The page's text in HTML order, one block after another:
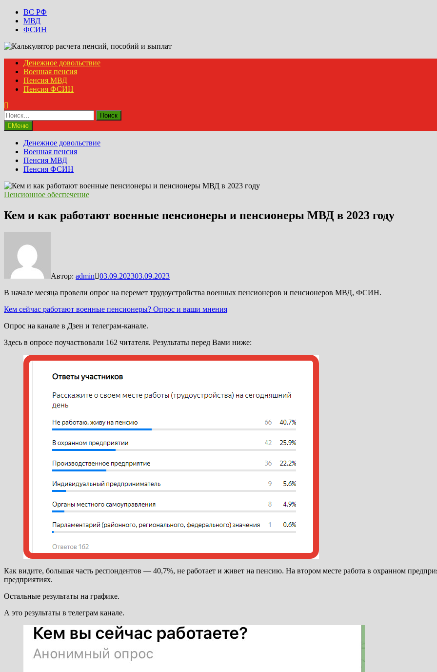
Перейти
содержимому
ВС РФ
МВД
ФСИН
Денежное довольствие
Военная пенсия
Пенсия МВД
Пенсия ФСИН
Найти:
Меню
Денежное довольствие
Военная пенсия
Пенсия МВД
Пенсия ФСИН
Пенсионное обеспечение
Кем и как работают военные пенсионеры и пенсионеры МВД в 2023 году
Автор: admin 03.09.202303.09.2023
В начале месяца провели опрос на перемет трудоустройства военных пенсионеров и пенсионеров МВД, ФСИН.
Кем сейчас работают военные пенсионеры? Опрос и ваши мнения
Опрос на канале в Дзен и телеграм-канале.
Здесь в опросе поучаствовали 162 читателя. Результаты перед Вами ниже:
Как видите, большая часть респондентов — 40,7%, не работает и живет на пенсию. На втором месте работа в охранном
предприятиях.
Остальные результаты на графике.
А это результаты в телеграм канале.